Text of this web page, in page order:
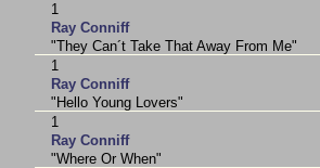
1
Ray Conniff
"They Can´t Take That Away From Me"
1
Ray Conniff
"Hello Young Lovers"
1
Ray Conniff
"Where Or When"